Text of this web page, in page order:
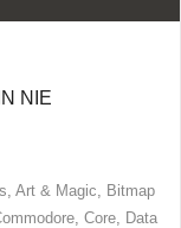
NIE
, Art & Magic, Bitmap
, Core, Data